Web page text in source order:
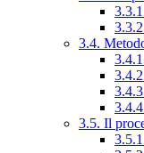
3.4.
3.5. Il